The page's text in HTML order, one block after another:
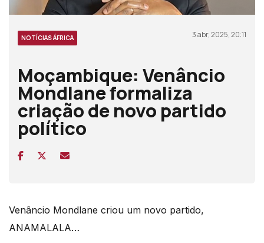
NOTÍCIAS ÁFRICA 3 abr, 2025, 20:11
Moçambique: Venâncio
Mondlane formaliza
criação de novo partido
político
Venâncio Mondlane criou um novo partido,
ANAMALALA…